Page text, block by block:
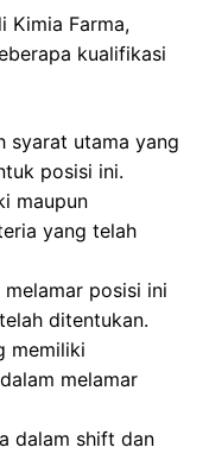
Kimia Farma,
kualifikasi
syarat utama yang
posisi ini.
maupun
yang telah
posisi ini
ditentukan.
memiliki
melamar
dalam shift dan